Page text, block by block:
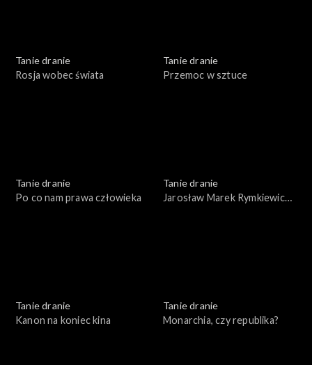
Tanie dranie
Rosja wobec świata
Tanie dranie
Przemoc w sztuce
Tanie dranie
Po co nam prawa człowieka
Tanie dranie
Jarosław Marek Rymkiewicz
Tanie dranie
Kanon na koniec kina
Tanie dranie
Monarchia, czy republika?